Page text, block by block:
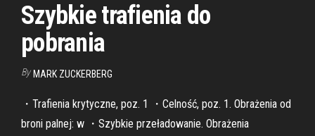
Szybkie trafienia do
pobrania
By MARK ZUCKERBERG
・Trafienia krytyczne, poz. 1 ・Celność, poz. 1. Obrażenia od
broni palnej: w ・Szybkie przeładowanie. Obrażenia